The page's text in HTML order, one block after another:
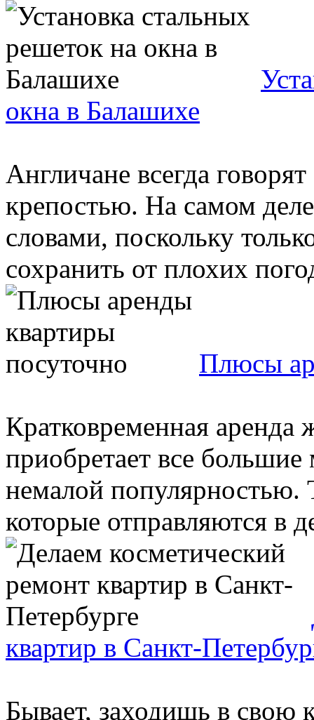
окна в Балашихе
Англичане всегда
крепостью. На самом
словами, поскольку
сохранить от плохих
Плюсы
Кратковременная
приобретает все
немалой
которые отправляются в
квартир в Санкт-
Бывает, заходишь в свою